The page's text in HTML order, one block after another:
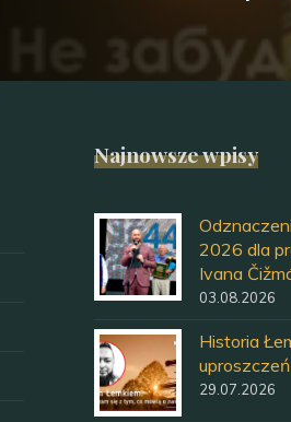
Najnowsze wpisy
2026 dla
Ivana
03.08.2026
Historia
uproszczeń
29.07.2026